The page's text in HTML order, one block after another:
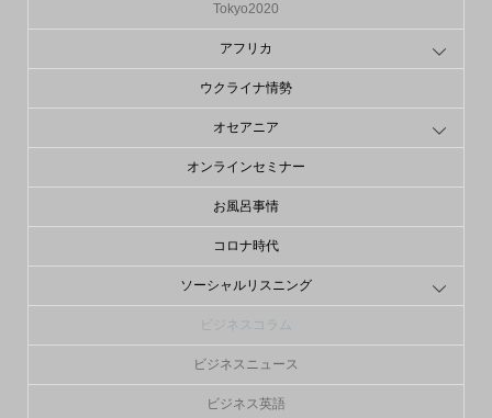
Tokyo2020
アフリカ
ウクライナ情勢
オセアニア
オンラインセミナー
お風呂事情
コロナ時代
ソーシャルリスニング
ビジネスコラム
ビジネスニュース
ビジネス英語